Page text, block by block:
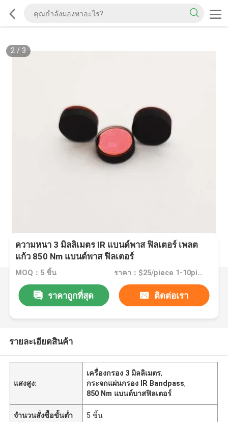
2/ 3
ความหนา 3 มิลลิเมตร IR แบนด์พาส ฟิลเตอร์ เพลต
แก้ว 850 Nm แบนด์พาส ฟิลเตอร์
MOQ：5 ชิ้น ราคา：$25/piece 1-10piece; $20/piece 11-50pieces; $15piece >=51pieces
ราคาถูกที่สุด ติดต่อเรา
รายละเอียดสินค้า
แสงสูง:
เครื่องกรอง 3 มิลลิเมตร,
กระจกแผ่นกรอง IR Bandpass,
850 Nm แบนด์บาสฟิลเตอร์
จำนวนสั่งซื้อขั้นต่ำ 5 ชิ้น